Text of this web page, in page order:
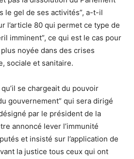
le gel de ses activités”, a-t-il
l’article 80 qui permet ce type de
imminent”, ce qui est le cas pour
noyée dans des crises
sociale et sanitaire.
se chargeait du pouvoir
gouvernement” qui sera dirigé
par le président de la
annoncé lever l’immunité
et insisté sur l’application de
la justice tous ceux qui ont